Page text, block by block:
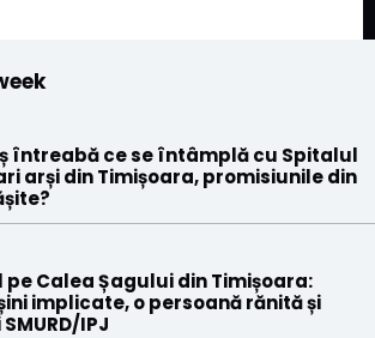
întreabă ce se întâmplă cu Spitalul
arși din Timișoara, promisiunile din
Calea Șagului din Timișoara:
implicate, o persoană rănită și
IPJ